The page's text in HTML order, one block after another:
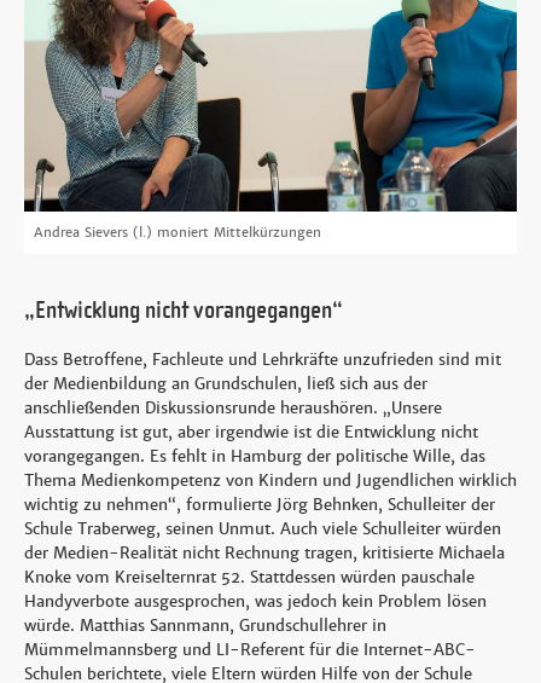
Andrea Sievers (l.) moniert Mittelkürzungen
„Entwicklung nicht vorangegangen“
Dass Betroffene, Fachleute und Lehrkräfte unzufrieden sind mit
der Medienbildung an Grundschulen, ließ sich aus der
anschließenden Diskussionsrunde heraushören. „Unsere
Ausstattung ist gut, aber irgendwie ist die Entwicklung nicht
vorangegangen. Es fehlt in Hamburg der politische Wille, das
Thema Medienkompetenz von Kindern und Jugendlichen wirklich
wichtig zu nehmen“, formulierte Jörg Behnken, Schulleiter der
Schule Traberweg, seinen Unmut. Auch viele Schulleiter würden
der Medien-Realität nicht Rechnung tragen, kritisierte Michaela
Knoke vom Kreiselternrat 52. Stattdessen würden pauschale
Handyverbote ausgesprochen, was jedoch kein Problem lösen
würde. Matthias Sannmann, Grundschullehrer in
Mümmelmannsberg und LI-Referent für die Internet-ABC-
Schulen berichtete, viele Eltern würden Hilfe von der Schule